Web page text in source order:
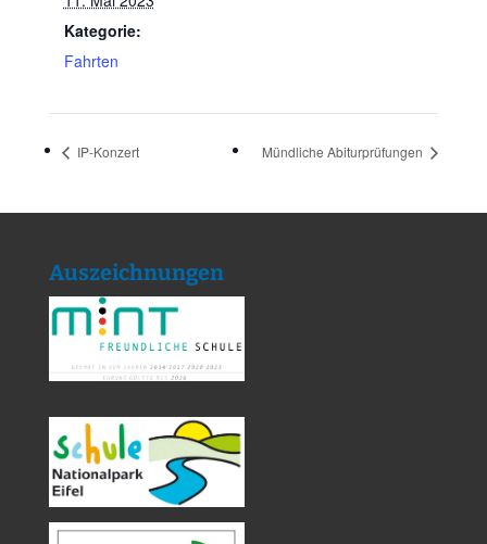
Kategorie:
Fahrten
IP-Konzert Mündliche Abiturprüfungen
Auszeichnungen